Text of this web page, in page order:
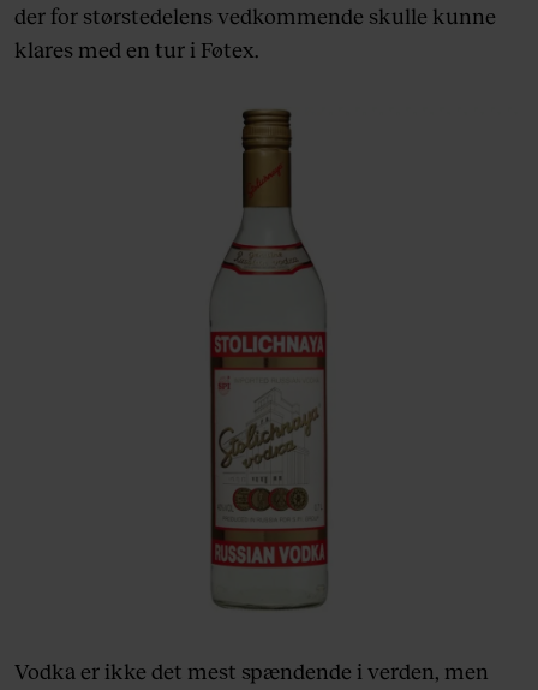
der for størstedelens vedkommende skulle kunne
klares med en tur i Føtex.
Vodka er ikke det mest spændende i verden, men